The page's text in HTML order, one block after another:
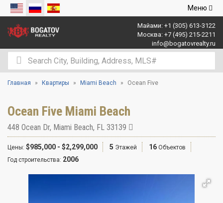
Открыть
Меню
Майами: +1 (305) 613-3122
Москва: +7 (495) 215-2211
info@bogatovrealty.ru
Главная Квартиры Miami Beach Ocean Five
Ocean Five Miami Beach
448 Ocean Dr, Miami Beach, FL 33139
Цены: $985,000 - $2,299,000 5 Этажей 16 Объектов
Год строительства: 2006